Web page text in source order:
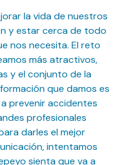
la vida de nuestros
y estar cerca de todo
nos necesita. El reto
más atractivos,
y el conjunto de la
que damos es
prevenir accidentes
profesionales
darles el mejor
intentamos
sienta que va a